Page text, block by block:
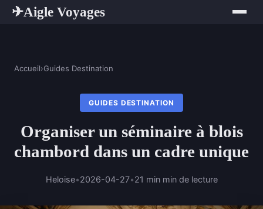
✈Aigle Voyages
Accueil›Guides Destination
GUIDES DESTINATION
Organiser un séminaire à blois
chambord dans un cadre unique
Heloise•2026-04-27•21 min min de lecture